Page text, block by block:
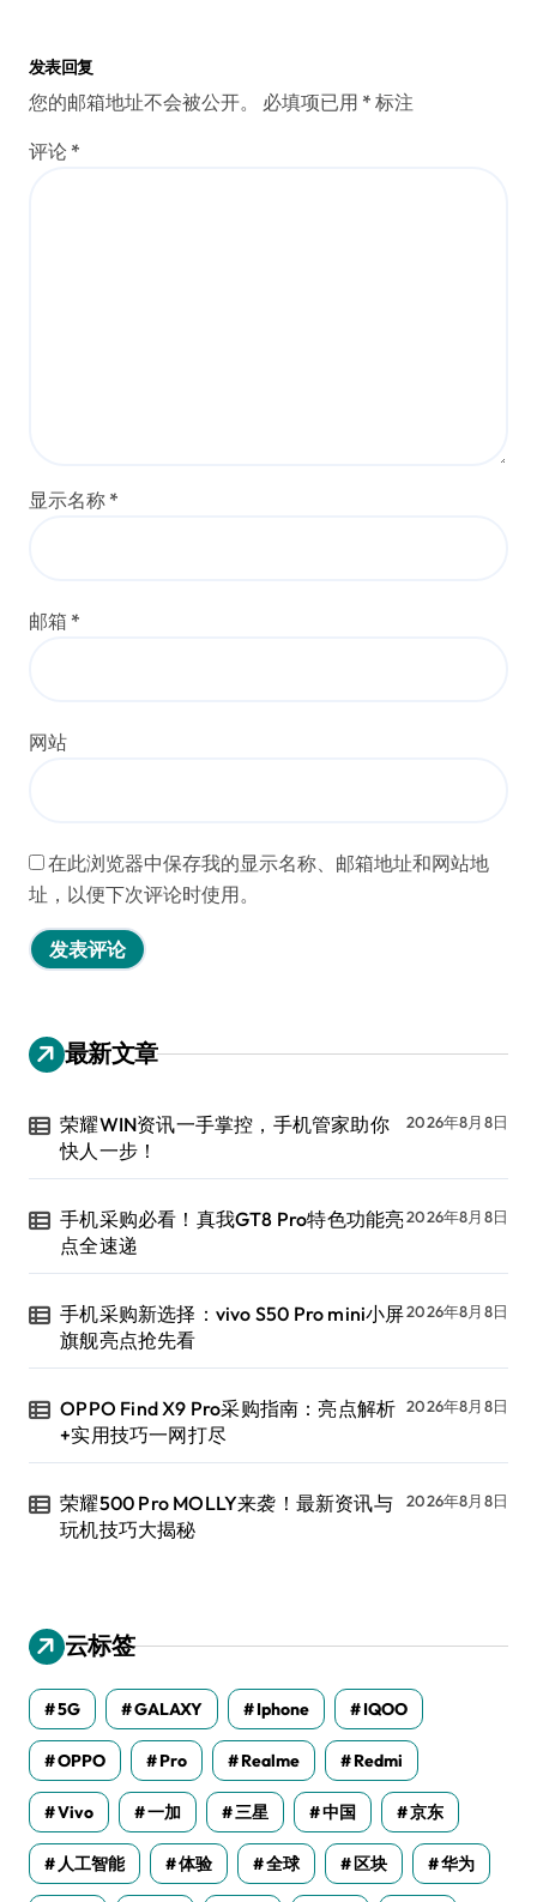
发表回复
您的邮箱地址不会被公开。 必填项已用 * 标注
评论 *
显示名称 *
邮箱 *
网站
在此浏览器中保存我的显示名称、邮箱地址和网站地
址，以便下次评论时使用。
最新文章
荣耀WIN资讯一手掌控，手机管家助你
快人一步！
2026年8月8日
手机采购必看！真我GT8 Pro特色功能亮
点全速递
2026年8月8日
手机采购新选择：vivo S50 Pro mini小屏
旗舰亮点抢先看
2026年8月8日
OPPO Find X9 Pro采购指南：亮点解析
+实用技巧一网打尽
2026年8月8日
荣耀500 Pro MOLLY来袭！最新资讯与
玩机技巧大揭秘
2026年8月8日
云标签
5G GALAXY Iphone IQOO
OPPO Pro Realme Redmi
Vivo 一加 三星 中国 京东
人工智能 体验 全球 区块 华为